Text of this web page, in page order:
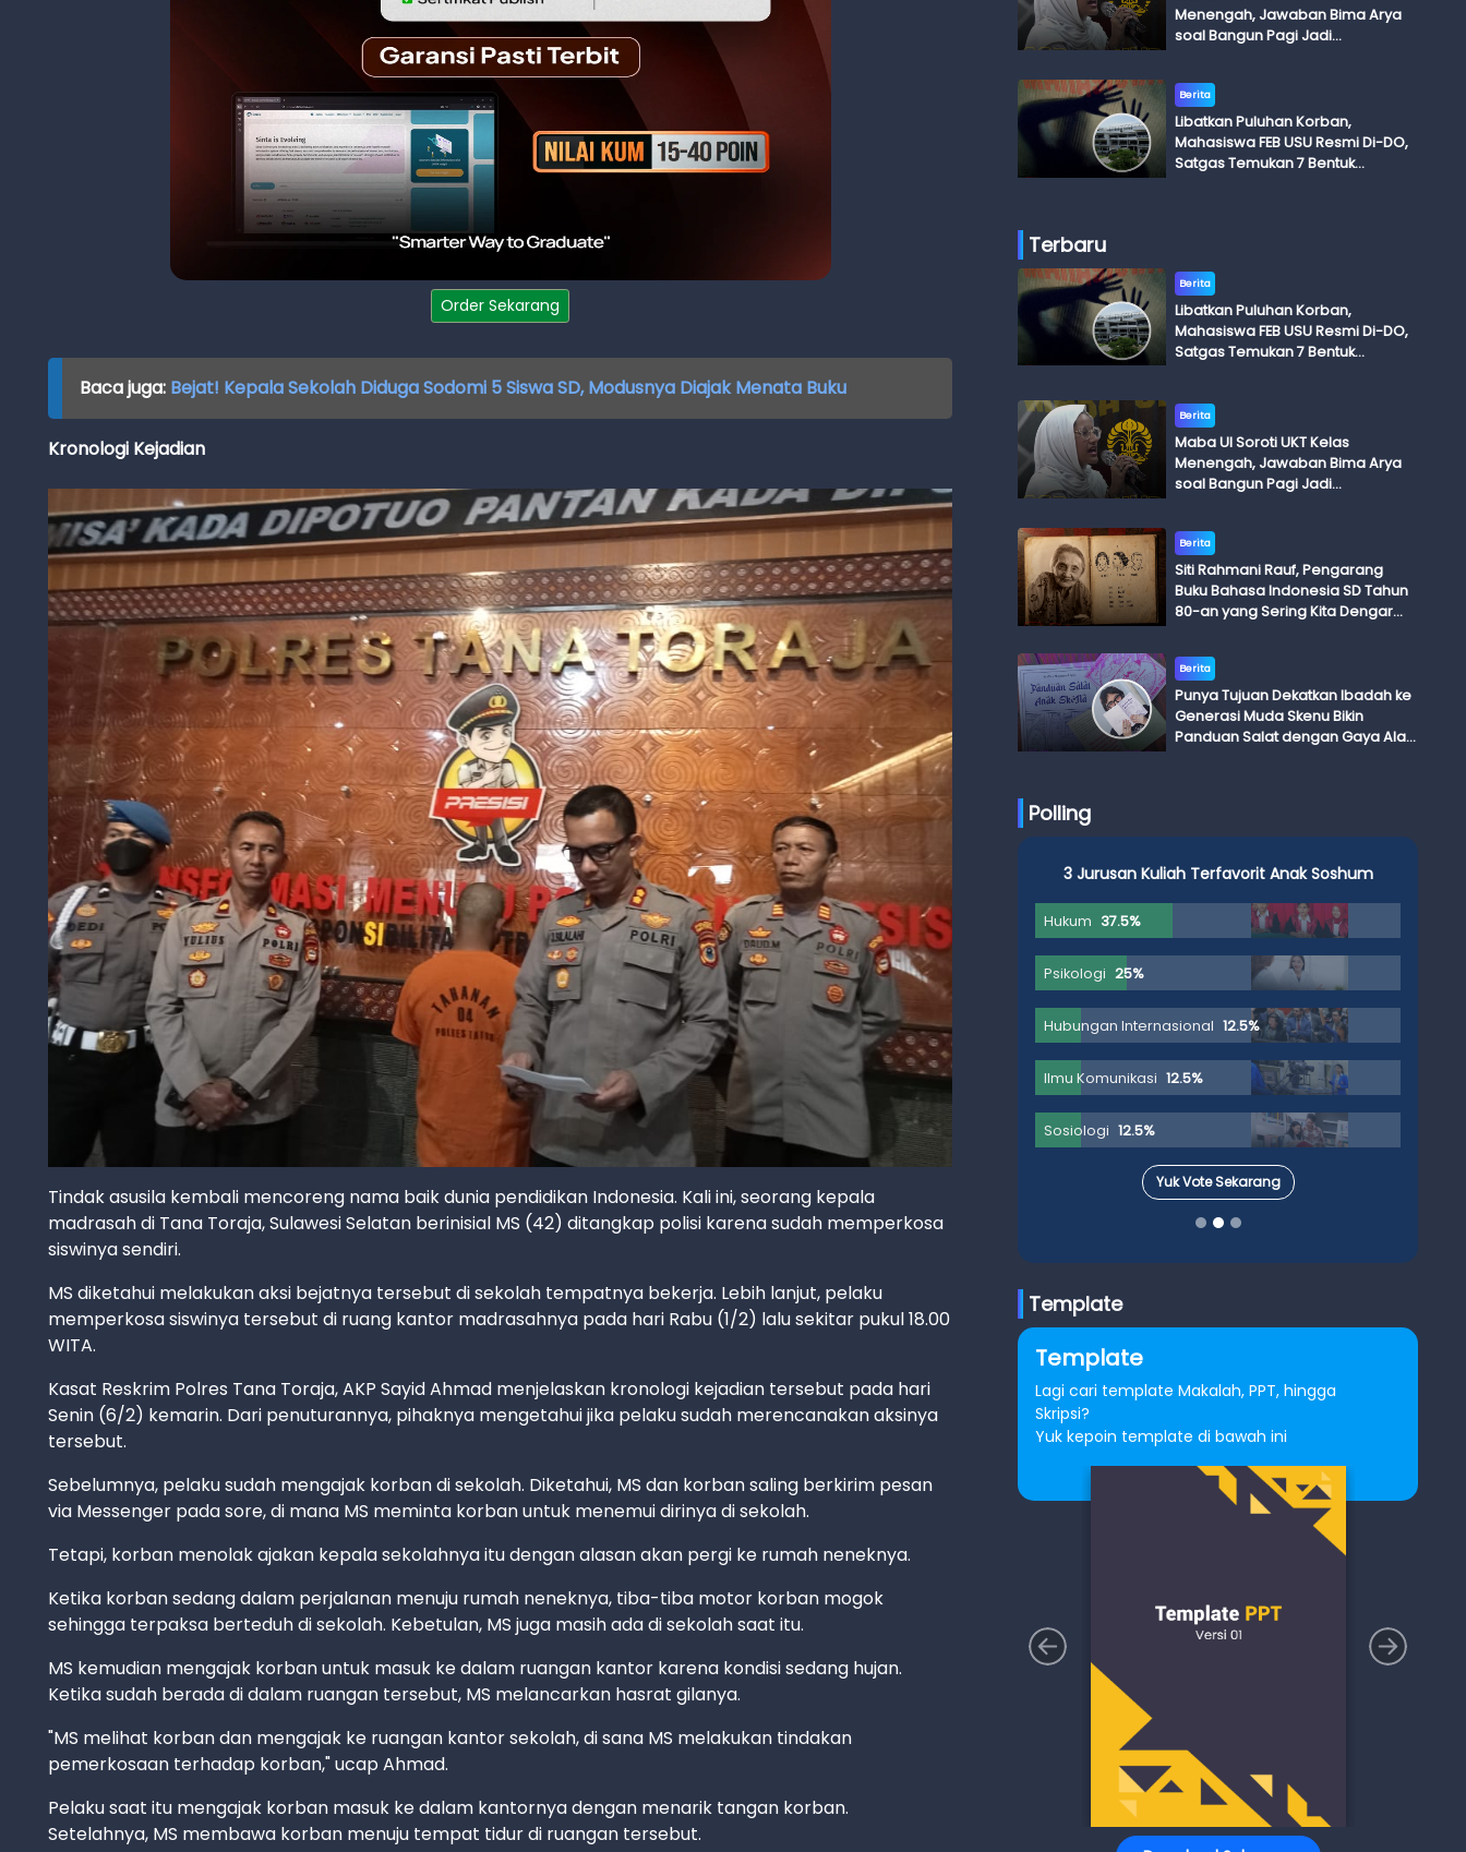
Order Sekarang
Baca juga: Bejat! Kepala Sekolah Diduga Sodomi 5 Siswa SD, Modusnya Diajak Menata Buku
Kronologi Kejadian
Tindak asusila kembali mencoreng nama baik dunia pendidikan Indonesia. Kali ini, seorang kepala
madrasah di Tana Toraja, Sulawesi Selatan berinisial MS (42) ditangkap polisi karena sudah memperkosa
siswinya sendiri.
MS diketahui melakukan aksi bejatnya tersebut di sekolah tempatnya bekerja. Lebih lanjut, pelaku
memperkosa siswinya tersebut di ruang kantor madrasahnya pada hari Rabu (1/2) lalu sekitar pukul 18.00
WITA.
Kasat Reskrim Polres Tana Toraja, AKP Sayid Ahmad menjelaskan kronologi kejadian tersebut pada hari
Senin (6/2) kemarin. Dari penuturannya, pihaknya mengetahui jika pelaku sudah merencanakan aksinya
tersebut.
Sebelumnya, pelaku sudah mengajak korban di sekolah. Diketahui, MS dan korban saling berkirim pesan
via Messenger pada sore, di mana MS meminta korban untuk menemui dirinya di sekolah.
Tetapi, korban menolak ajakan kepala sekolahnya itu dengan alasan akan pergi ke rumah neneknya.
Ketika korban sedang dalam perjalanan menuju rumah neneknya, tiba-tiba motor korban mogok
sehingga terpaksa berteduh di sekolah. Kebetulan, MS juga masih ada di sekolah saat itu.
MS kemudian mengajak korban untuk masuk ke dalam ruangan kantor karena kondisi sedang hujan.
Ketika sudah berada di dalam ruangan tersebut, MS melancarkan hasrat gilanya.
"MS melihat korban dan mengajak ke ruangan kantor sekolah, di sana MS melakukan tindakan
pemerkosaan terhadap korban," ucap Ahmad.
Pelaku saat itu mengajak korban masuk ke dalam kantornya dengan menarik tangan korban.
Setelahnya, MS membawa korban menuju tempat tidur di ruangan tersebut.
Menengah, Jawaban Bima Arya
soal Bangun Pagi Jadi
Berita
Libatkan Puluhan Korban,
Mahasiswa FEB USU Resmi Di-DO,
Satgas Temukan 7 Bentuk
Terbaru
Berita
Libatkan Puluhan Korban,
Mahasiswa FEB USU Resmi Di-DO,
Satgas Temukan 7 Bentuk
Berita
Maba UI Soroti UKT Kelas
Menengah, Jawaban Bima Arya
soal Bangun Pagi Jadi
Berita
Siti Rahmani Rauf, Pengarang
Buku Bahasa Indonesia SD Tahun
80-an yang Sering Kita Dengar
Adik Budi
Berita
Punya Tujuan Dekatkan Ibadah ke
Generasi Muda Skenu Bikin
Panduan Salat dengan Gaya Ala
Polling
3 Jurusan Kuliah Terfavorit Anak Soshum
Hukum 37.5%
Psikologi 25%
Hubungan Internasional 12.5%
Ilmu Komunikasi 12.5%
Sosiologi 12.5%
Yuk Vote Sekarang
Template
Template
Lagi cari template Makalah, PPT, hingga
Skripsi?
Yuk kepoin template di bawah ini